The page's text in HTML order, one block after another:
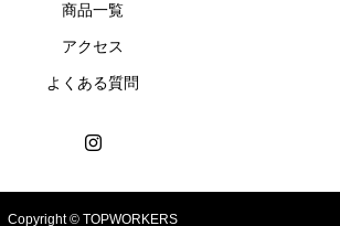
商品一覧
アクセス
よくある質問
Copyright © TOPWORKERS